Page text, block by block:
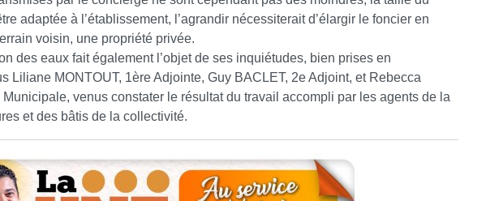
adaptée à l’établissement, l’agrandir nécessiterait d’élargir le foncier en
voisin, une propriété privée.
des eaux fait également l’objet de ses inquiétudes, bien prises en
Liliane MONTOUT, 1ère Adjointe, Guy BACLET, 2e Adjoint, et Rebecca
venus constater le résultat du travail accompli par les agents de la
et des bâtis de la collectivité.